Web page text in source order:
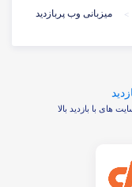
> میزبانی وب پربازدید
های با بازدید بالا